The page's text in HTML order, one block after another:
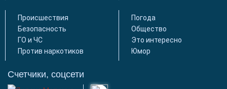
Происшествия
Безопасность
ГО и ЧС
Против наркотиков
Погода
Общество
Это интересно
Юмор
Счетчики, соцсети